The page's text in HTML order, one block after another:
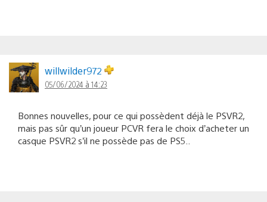
willwilder972
05/06/2024 à 14:23
Bonnes nouvelles, pour ce qui possèdent déjà le PSVR2,
mais pas sûr qu’un joueur PCVR fera le choix d’acheter un
casque PSVR2 s’il ne possède pas de PS5..